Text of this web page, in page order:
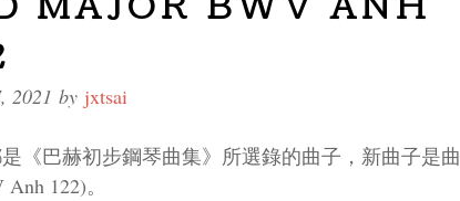
2021 by jxtsai
《巴赫初步鋼琴曲集》所選錄的曲子，新曲子是曲
122)。